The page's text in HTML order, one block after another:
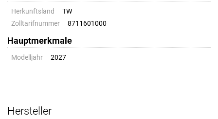
Herkunftsland
TW
Zolltarifnummer
8711601000
Hauptmerkmale
Modelljahr 2027
Hersteller